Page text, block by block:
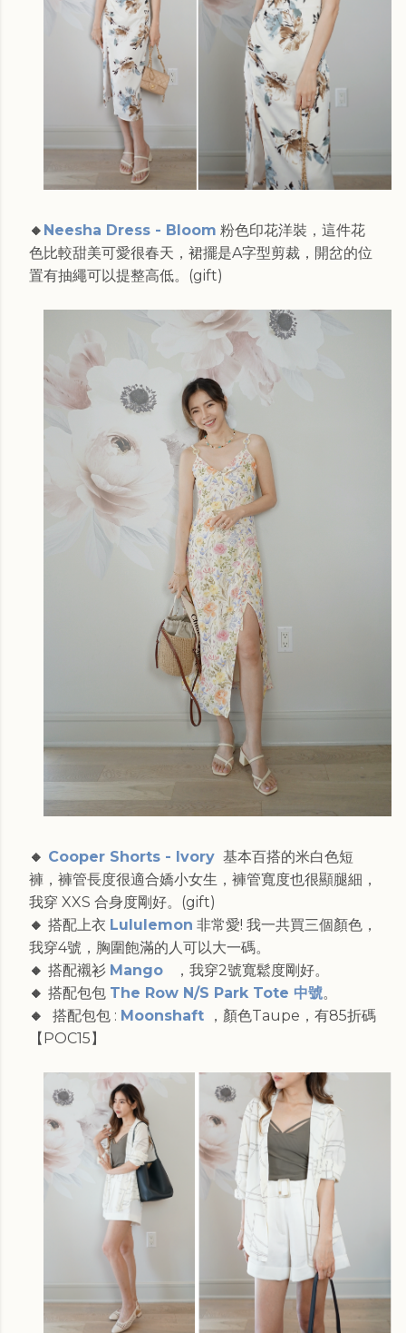
🔸 Neesha Dress - Bloom 粉色印花洋裝，這件花
色比較甜美可愛很春天，裙擺是A字型剪裁，開岔的位
置有抽繩可以提整高低。 (gift)
🔸 Cooper Shorts - Ivory 基本百搭的米白色短
褲，褲管長度很適合嬌小女生，褲管寬度也很顯腿細，
我穿 XXS 合身度剛好。(gift)
🔸 搭配上衣 Lululemon 非常愛! 我一共買三個顏色，
我穿4號，胸圍飽滿的人可以大一碼。
🔸 搭配襯衫 Mango
，我穿2號寬鬆度剛好。
🔸 搭配包包 The Row N/S Park Tote 中號。
🔸 搭配包包 : Moonshaft
，顏色Taupe，有85折碼
【POC15】